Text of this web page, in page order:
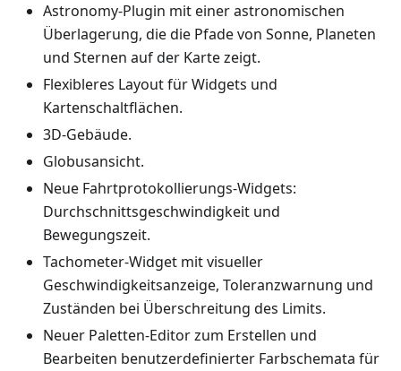
Astronomy-Plugin mit einer astronomischen
Überlagerung, die die Pfade von Sonne, Planeten
und Sternen auf der Karte zeigt.
Flexibleres Layout für Widgets und
Kartenschaltflächen.
3D-Gebäude.
Globusansicht.
Neue Fahrtprotokollierungs-Widgets:
Durchschnittsgeschwindigkeit und
Bewegungszeit.
Tachometer-Widget mit visueller
Geschwindigkeitsanzeige, Toleranzwarnung und
Zuständen bei Überschreitung des Limits.
Neuer Paletten-Editor zum Erstellen und
Bearbeiten benutzerdefinierter Farbschemata für